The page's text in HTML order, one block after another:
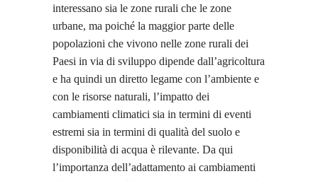
interessano sia le zone rurali che le zone
urbane, ma poiché la maggior parte delle
popolazioni che vivono nelle zone rurali dei
Paesi in via di sviluppo dipende dall’agricoltura
e ha quindi un diretto legame con l’ambiente e
con le risorse naturali, l’impatto dei
cambiamenti climatici sia in termini di eventi
estremi sia in termini di qualità del suolo e
disponibilità di acqua è rilevante. Da qui
l’importanza dell’adattamento ai cambiamenti